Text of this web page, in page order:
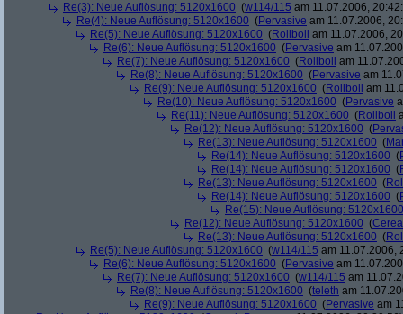
Re(3): Neue Auflösung: 5120x1600 (w114/115 am 11.07.2006,
Re(4): Neue Auflösung: 5120x1600 (Pervasive am 11.07.2006,
Re(5): Neue Auflösung: 5120x1600 (Roliboli am 11.07.2006,
Re(6): Neue Auflösung: 5120x1600 (Pervasive am
Re(7): Neue Auflösung: 5120x1600 (Roliboli am
Re(8): Neue Auflösung: 5120x1600 (Pervasive am
Re(9): Neue Auflösung: 5120x1600 (Roliboli am
Re(10): Neue Auflösung: 5120x1600 (Pervasive
Re(11): Neue Auflösung: 5120x1600 (Roliboli
Re(12): Neue Auflösung: 5120x1600 (
Re(13): Neue Auflösung: 5120x1600 (
Re(14): Neue Auflösung: 5120x1600 (
Re(14): Neue Auflösung: 5120x1600 (
Re(13): Neue Auflösung: 5120x1600 (
Re(14): Neue Auflösung: 5120x1600 (
Re(15): Neue Auflösung: 5120x1600
Re(12): Neue Auflösung: 5120x1600 (
Re(13): Neue Auflösung: 5120x1600 (
Re(5): Neue Auflösung: 5120x1600 (w114/115 am 11.07.2006,
Re(6): Neue Auflösung: 5120x1600 (Pervasive am
Re(7): Neue Auflösung: 5120x1600 (w114/115 am
Re(8): Neue Auflösung: 5120x1600 (teleth am
Re(9): Neue Auflösung: 5120x1600 (Pervasive am